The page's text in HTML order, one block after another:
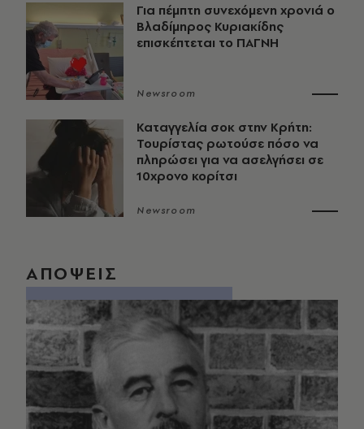
Για πέμπτη συνεχόμενη χρονιά ο
Βλαδίμηρος Κυριακίδης
επισκέπτεται το ΠΑΓΝΗ
Newsroom
Καταγγελία σοκ στην Κρήτη:
Τουρίστας ρωτούσε πόσο να
πληρώσει για να ασελγήσει σε
10χρονο κορίτσι
Newsroom
ΑΠΟΨΕΙΣ